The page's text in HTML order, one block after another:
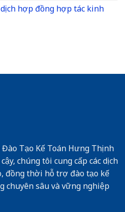
hợp đồng hợp tác kinh
Tạo Kế Toán Hưng Thịnh
chúng tôi cung cấp các dịch
đồng thời hỗ trợ đào tạo kế
chuyên sâu và vững nghiệp